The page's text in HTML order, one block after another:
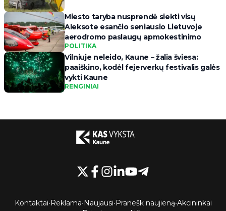
Miesto taryba nusprendė siekti visų
Aleksote esančio seniausio Lietuvoje
aerodromo paslaugų apmokestinimo
POLITIKA
Vilniuje neleido, Kaune – žalia šviesa:
paaiškino, kodėl fejerverkų festivalis galės
vykti Kaune
RENGINIAI
Kontaktai•Reklama•Naujausi•Pranešk naujieną•Akcininkai